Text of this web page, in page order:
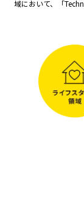
域において、「